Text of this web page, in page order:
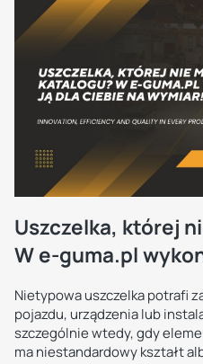
Uszczelka, której
W e-guma.pl
Nietypowa uszczelka potrafi
pojazdu, urządzenia lub
szczególnie wtedy, gdy
ma niestandardowy kształt